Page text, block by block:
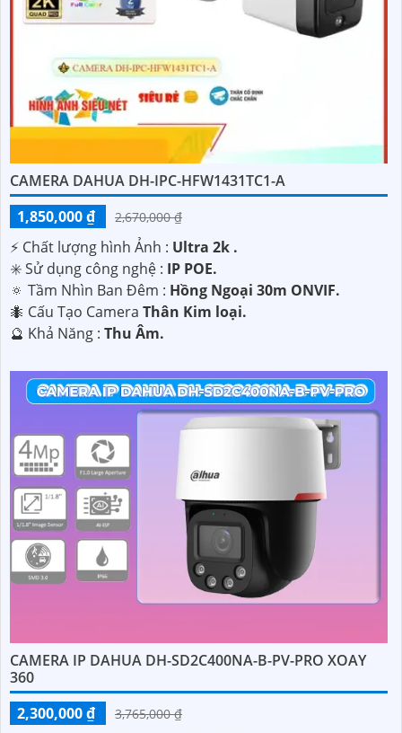
CAMERA DAHUA DH-IPC-HFW1431TC1-A
1,850,000 ₫
2,670,000 ₫
️⚡ Chất lượng hình Ảnh : Ultra 2k .
✳️ Sử dụng công nghệ : IP POE.
🔅 Tầm Nhìn Ban Đêm : Hồng Ngoại 30m ONVIF.
🐜 Cấu Tạo Camera Thân Kim loại.
️🔮 Khả Năng : Thu Âm.
CAMERA IP DAHUA DH-SD2C400NA-B-PV-PRO XOAY
360
2,300,000 ₫
3,765,000 ₫